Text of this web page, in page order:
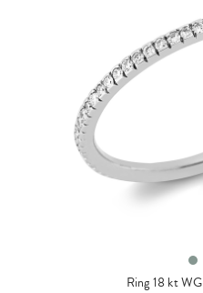
Ring 18 kt WG